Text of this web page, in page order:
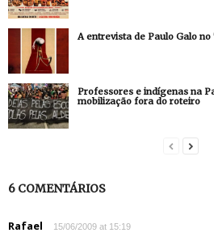
A entrevista de Paulo Galo
Professores e indígenas na
mobilização fora do roteiro
6 COMENTÁRIOS
Rafael 15/06/2009 at 15:19